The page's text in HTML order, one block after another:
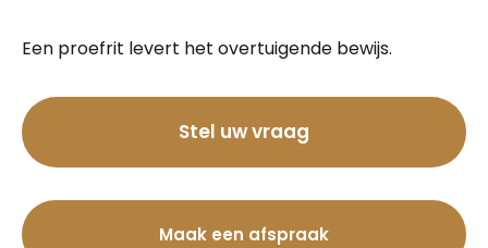
Een proefrit levert het overtuigende bewijs.
Stel uw vraag
Maak een afspraak